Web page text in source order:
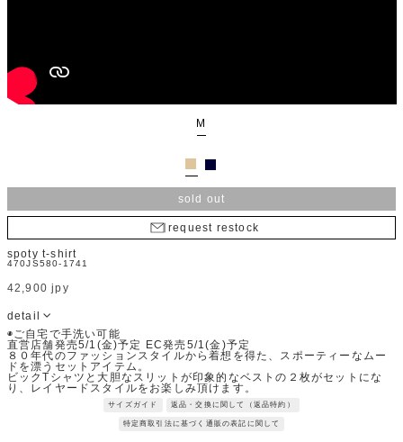
M
sold out
request restock
spoty t-shirt
470JS580-1741
42,900 jpy
detail
◉ご自宅で手洗い可能
直営店舗発売5/1(金)予定 EC発売5/1(金)予定
８０年代のファッションスタイルから着想を得た、スポーティーなムー
ドを漂うセットアイテム。
ビックTシャツと大胆なスリットが印象的なベストの２枚がセットにな
り、レイヤードスタイルをお楽しみ頂けます。
素材を切り替えたスポーティーなTシャツにサテン素材を取り入れること
で、子供っぽくならず大人な印象に仕上げています。
布帛ドッキングしたデザインでありながらも、着脱のしやすさにもこだ
サイズガイド 返品・交換に関して（返品特約）
特定商取引法に基づく通販の表記に関して